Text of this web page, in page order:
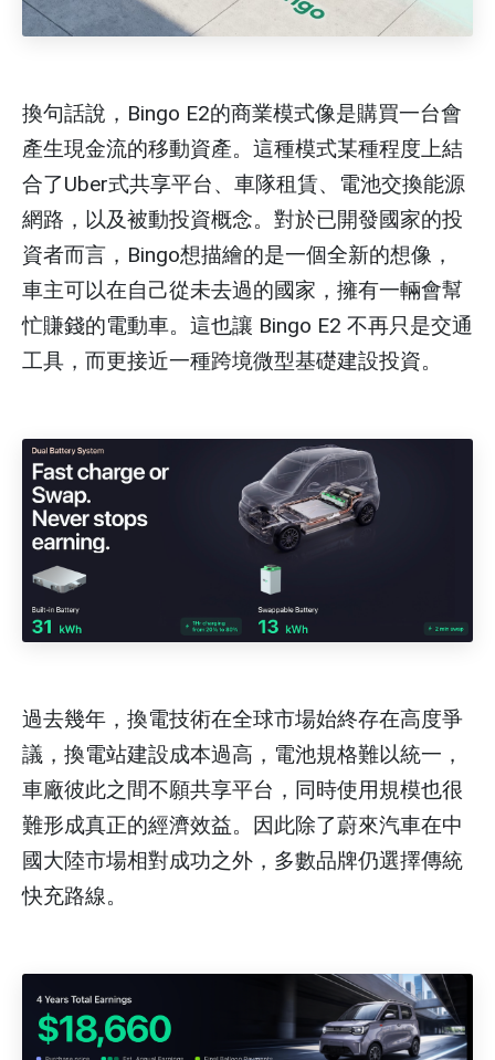
換句話說，Bingo E2的商業模式像是購買一台會
產生現金流的移動資產。這種模式某種程度上結
合了Uber式共享平台、車隊租賃、電池交換能源
網路，以及被動投資概念。對於已開發國家的投
資者而言，Bingo想描繪的是一個全新的想像，
車主可以在自己從未去過的國家，擁有一輛會幫
忙賺錢的電動車。這也讓 Bingo E2 不再只是交通
工具，而更接近一種跨境微型基礎建設投資。
過去幾年，換電技術在全球市場始終存在高度爭
議，換電站建設成本過高，電池規格難以統一，
車廠彼此之間不願共享平台，同時使用規模也很
難形成真正的經濟效益。因此除了蔚來汽車在中
國大陸市場相對成功之外，多數品牌仍選擇傳統
快充路線。